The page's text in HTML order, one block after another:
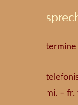
termine
mi. – fr.